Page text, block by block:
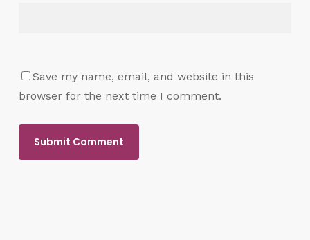
Save my name, email, and website in this
browser for the next time I comment.